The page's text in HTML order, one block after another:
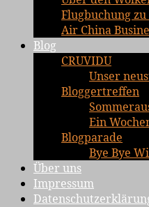
Flugbuchung
Air China
Blog
CRUVIDU
Unser
Bloggertreffen
Ein
Blogparade
Bye Bye
Über uns
Impressum